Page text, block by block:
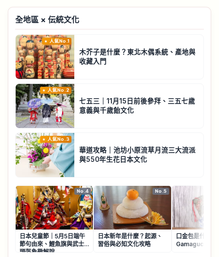
全地區 × 伝統文化
人氣No.1
木芥子是什麼？東北木偶系統、產地與
收藏入門
人氣No.2
七五三｜11月15日前後參拜、三五七歲
意義與千歲飴文化
人氣No.3
華道攻略｜池坊小原流草月流三大流派
與550年生花日本文化
No.4
日本兒童節｜5月5日端午
節句由來、鯉魚旗與武士
頭盔象徵解說
No.5
日本新年是什麼？起源、
習俗與必知文化攻略
口金包是什麼？
Gamaguchi 錢